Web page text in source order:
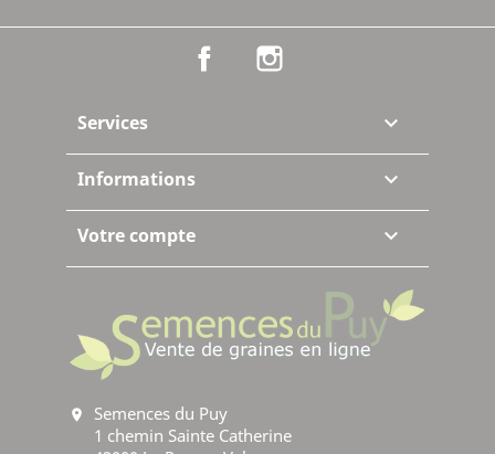
Facebook
Services 
Informations 
Votre compte 
location_on
Semences du Puy
1 chemin Sainte Catherine